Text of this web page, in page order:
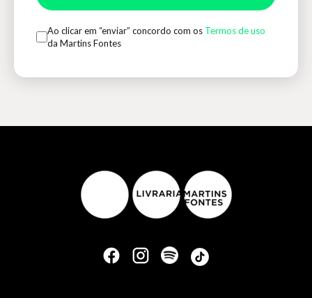
Ao clicar em “enviar” concordo com os Termos de uso
da Martins Fontes